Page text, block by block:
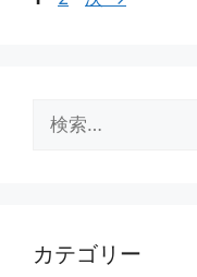
索:
カテゴリー